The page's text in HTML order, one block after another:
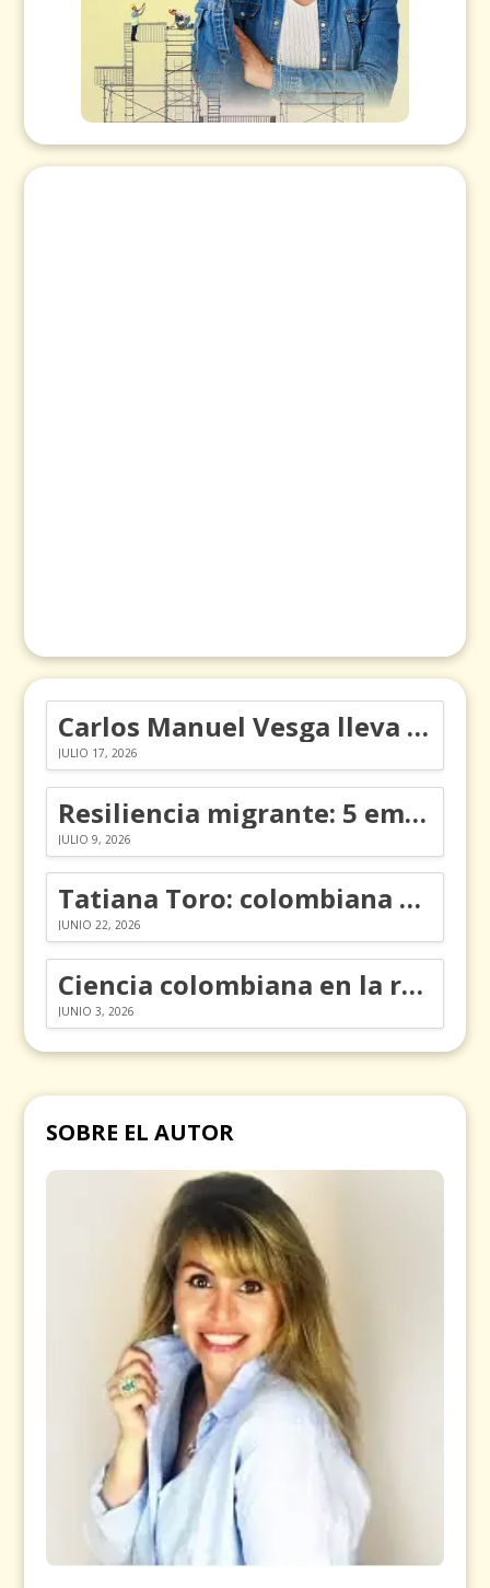
Carlos Manuel Vesga lleva el nombre de Colombia a los Emmy
JULIO 17, 2026
Resiliencia migrante: 5 emociones y cómo gestionarlas
JULIO 9, 2026
Tatiana Toro: colombiana que cambió la historia de las matemáticas
JUNIO 22, 2026
Ciencia colombiana en la revolución de los órganos en chips
JUNIO 3, 2026
SOBRE EL AUTOR